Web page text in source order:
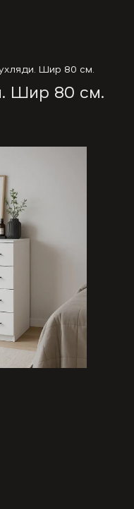
Шир 80 см.
Шир 80 см.